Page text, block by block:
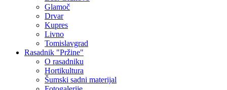
Glamoč
Drvar
Kupres
Livno
Tomislavgrad
Rasadnik "Pržine"
O rasadniku
Hortikultura
Šumski sadni materijal